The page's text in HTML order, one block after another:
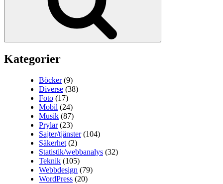
Kategorier
Böcker(9)
Diverse (38)
Foto (17)
Mobil (24)
Musik (87)
Prylar(23)
Sajter/tjänster(104)
Säkerhet (2)
Statistik/webbanalys (32)
Teknik (105)
Webbdesign (79)
WordPress (20)